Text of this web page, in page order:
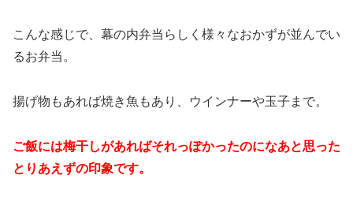
こんな感じで、幕の内弁当らしく様々なおかずが並んでい
るお弁当。
揚げ物もあれば焼き魚もあり、ウインナーや玉子まで。
ご飯には梅干しがあればそれっぽかったのになあと思った
とりあえずの印象です。